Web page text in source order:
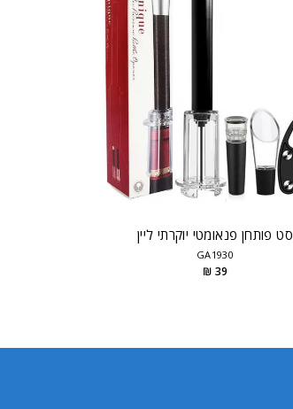
סט פותחן פנאומטי יוקרתי ליין
GA1930
39 ₪